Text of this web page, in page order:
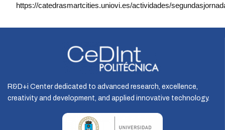
https://catedrasmartcities.uniovi.es/actividades/
R&D+i Center dedicated to advanced research, excellence,
creativity and development, and applied innovative technology.